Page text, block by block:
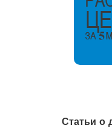
Статьи о